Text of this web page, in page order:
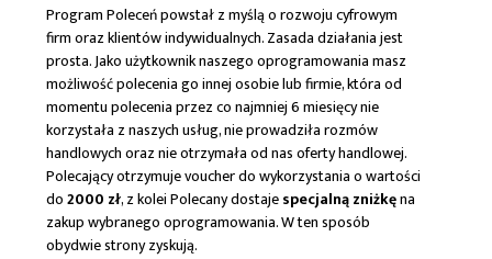
Program Poleceń powstał z myślą o rozwoju cyfrowym
firm oraz klientów indywidualnych. Zasada działania jest
prosta. Jako użytkownik naszego oprogramowania masz
możliwość polecenia go innej osobie lub firmie, która od
momentu polecenia przez co najmniej 6 miesięcy nie
korzystała z naszych usług, nie prowadziła rozmów
handlowych oraz nie otrzymała od nas oferty handlowej.
Polecający otrzymuje voucher do wykorzystania o wartości
do2000 zł, z kolei Polecany dostajespecjalną zniżkęna
zakup wybranego oprogramowania. W ten sposób
obydwie strony zyskują.